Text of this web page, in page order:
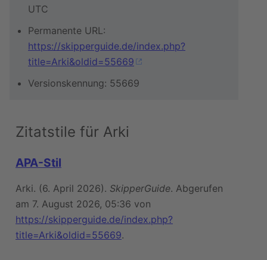
UTC
Permanente URL:
https://skipperguide.de/index.php?
title=Arki&oldid=55669
Versionskennung: 55669
Zitatstile für Arki
APA-Stil
Arki. (6. April 2026). SkipperGuide. Abgerufen
am 7. August 2026, 05:36 von
https://skipperguide.de/index.php?
title=Arki&oldid=55669.